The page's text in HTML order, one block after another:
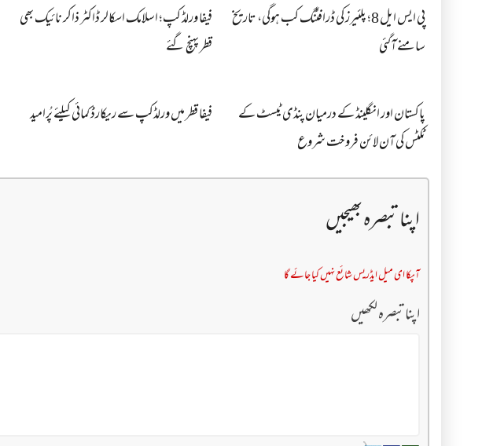
پی ایس ایل 8؛ پلئیرز کی ڈرافٹنگ کب ہوگی، تاریخ
سامنے آگئی
فیفا ورلڈ کپ؛ اسلامک اسکالر ڈاکٹر ذاکر نائیک بھی
قطر پہنچ گئے
پاکستان اور انگلینڈ کے درمیان پنڈی ٹیسٹ کے
ٹکٹس کی آن لائن فروخت شروع
فیفا قطر میں ورلڈکپ سے ریکارڈ کمائی کیلئے پُرامید
اپنا تبصرہ بھیجیں
آپکا ای میل ایڈریس شائع نہیں کیا جائے گا
اپنا تبصرہ لکھیں